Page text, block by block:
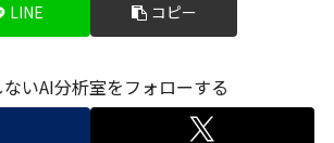
LINE コピー
いAI分析室をフォローする